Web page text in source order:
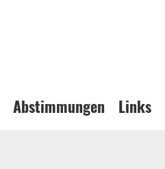
Abstimmungen Links